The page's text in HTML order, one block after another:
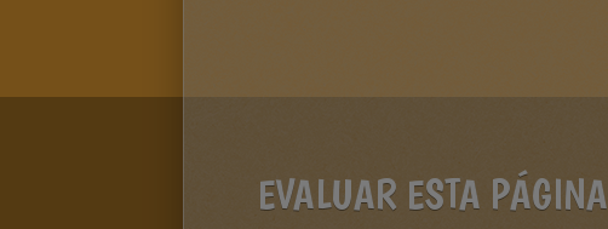
EVALUAR ESTA PÁGINA